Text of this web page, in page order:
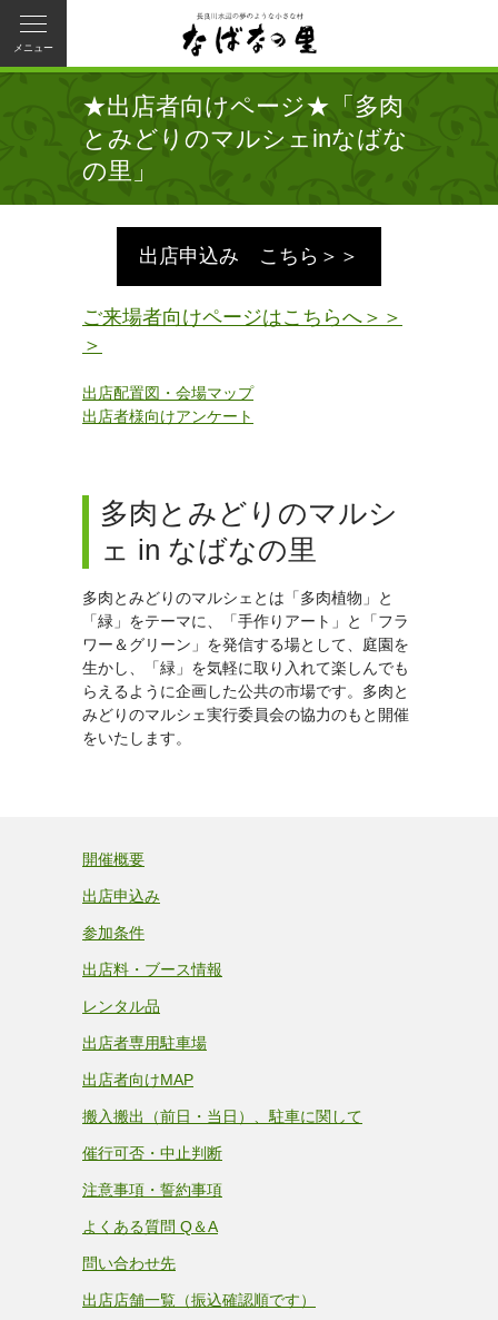
メニュー
★出店者向けページ★「多肉
とみどりのマルシェinなばな
の里」
出店申込み こちら＞＞
ご来場者向けページはこちらへ＞＞
＞
出店配置図・会場マップ
出店者様向けアンケート
多肉とみどりのマルシ
ェ in なばなの里
多肉とみどりのマルシェとは「多肉植物」と
「緑」をテーマに、「手作りアート」と「フラ
ワー＆グリーン」を発信する場として、庭園を
生かし、「緑」を気軽に取り入れて楽しんでも
らえるように企画した公共の市場です。多肉と
みどりのマルシェ実行委員会の協力のもと開催
をいたします。
開催概要
出店申込み
参加条件
出店料・ブース情報
レンタル品
出店者専用駐車場
出店者向けMAP
搬入搬出（前日・当日）、駐車に関して
催行可否・中止判断
注意事項・誓約事項
よくある質問 Q＆A
問い合わせ先
出店店舗一覧（振込確認順です）